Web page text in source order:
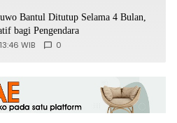
Bantul Ditutup Selama 4 Bulan,
bagi Pengendara
WIB 0